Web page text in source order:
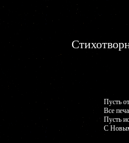
Пусть
Все
Пусть
С